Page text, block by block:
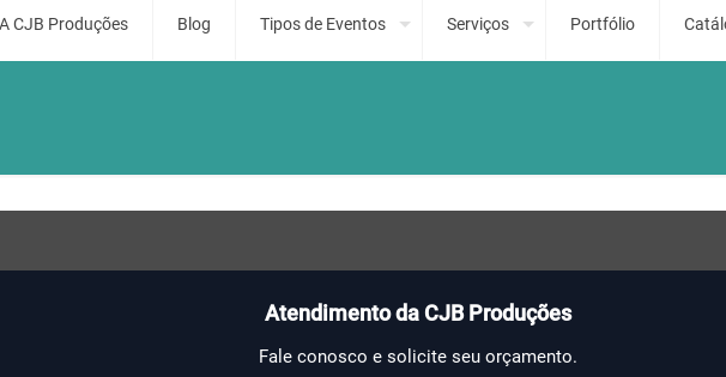
A CJB Produções Blog Tipos de Eventos Serviços Portfólio
Atendimento da CJB Produções
Fale conosco e solicite seu orçamento.